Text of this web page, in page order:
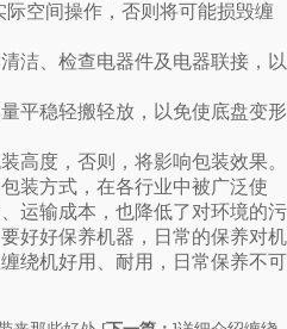
空间操作，否则将可能损毁缠
、检查电器件及电器联接，以
稳轻搬轻放，以免使底盘变形
度，否则，将影响包装效果。
方式，在各行业中被广泛使
运输成本，也降低了对环境的污
好好保养机器，日常的保养对机
绕机好用、耐用，日常保养不可